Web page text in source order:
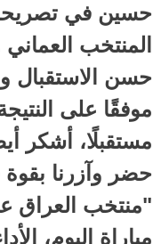
حسين في
المنتخب
حسن الاستقبال
موفقًا على
مستقبلًا، أشكر
حضر وآزرنا
"منتخب العراق
مباراة اليوم،